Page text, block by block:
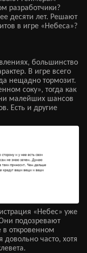
разработчики?
десяти лет. Решают
в игре «Небеса»?
большинство
В игре всего
нещадно тормозит.
соку», тогда как
малейших шансов
Есть и другие
«Небес» уже
подозревают
в откровенном
довольно часто, хотя